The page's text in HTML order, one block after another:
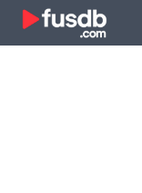
Zum Inhalt